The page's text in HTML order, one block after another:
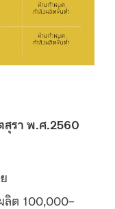
รา พ.ศ.2560
ลิต 100,000–